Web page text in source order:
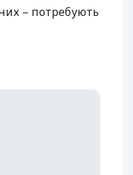
– потребують